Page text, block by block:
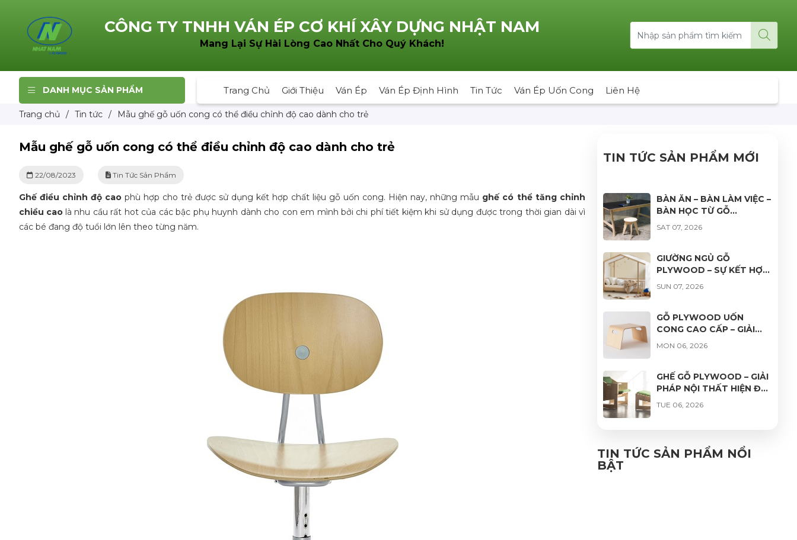
CÔNG TY TNHH VÁN ÉP CƠ KHÍ XÂY DỰNG NHẬT NAM
Mang Lại Sự Hài Lòng Cao Nhất Cho Quý Khách!
DANH MỤC SẢN PHẨM Trang Chủ Giới Thiệu Ván Ép Ván Ép Định Hình Tin Tức Ván Ép Uốn Cong Liên Hệ
Trang chủ / Tin tức / Mẫu ghế gỗ uốn cong có thể điều chỉnh độ cao dành cho trẻ
Mẫu ghế gỗ uốn cong có thể điều chỉnh độ cao dành cho trẻ
22/08/2023 Tin Tức Sản Phẩm
Ghế điều chỉnh độ cao phù hợp cho trẻ được sử dụng kết hợp chất liệu gỗ uốn cong. Hiện nay, những mẫu ghế có thể tăng chỉnh
chiều cao là nhu cầu rất hot của các bậc phụ huynh dành cho con em mình bởi chi phí tiết kiệm khi sử dụng được trong thời gian dài vì
các bé đang độ tuổi lớn lên theo từng năm.
TIN TỨC SẢN PHẨM MỚI
BÀN ĂN – BÀN LÀM VIỆC –
BÀN HỌC TỪ GỖ
PLYWOOD: GIẢI PHÁP
NỘI THẤT BỀN ĐẸP, HIỆN
DỤNG
SAT 07, 2026
GIƯỜNG NGỦ GỖ
PLYWOOD – SỰ KẾT HỢP
HOÀN HẢO GIỮA THẨM
MỸ, ĐỘ BỀN VÀ TÍNH ỨNG
SUN 07, 2026
GỖ PLYWOOD UỐN
CONG CAO CẤP – GIẢI
PHÁP HOÀN HẢO CHO
THIẾT KẾ NỘI THẤT HIỆN
MON 06, 2026
GHẾ GỖ PLYWOOD – GIẢI
PHÁP NỘI THẤT HIỆN ĐẠI,
BỀN ĐẸP VÀ THƯ GIÃN
TUE 06, 2026
PHỦ VENEER CAO CẤP –
VẺ ĐẸP TỰ NHIÊN, ĐỘ
TIN TỨC SẢN PHẨM NỔI
BẬT